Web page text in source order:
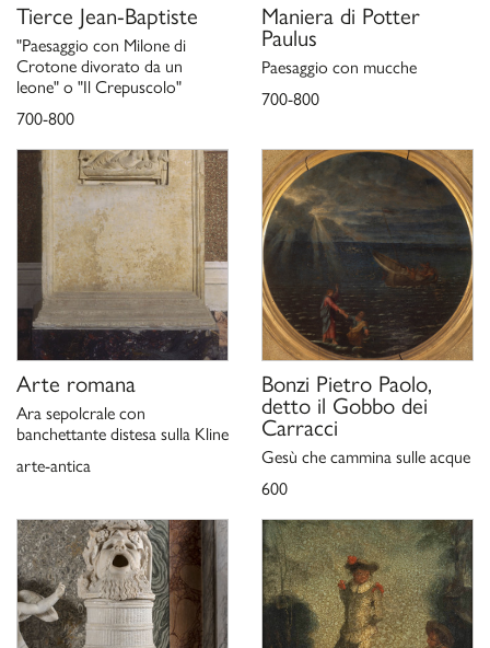
catalogo della mostra, a cura di Sylvain Laveissière, (Dole,
Chambéry) Cinisello Balsamo 2012
M. Minozzi, in Ministero dei Beni e delle Attività Culturali e del
Turismo,Acquisizioni e donazioni 2001-2011. Arte dal Medioevo
al XXI secolo
, Roma 2014, pp. 304-306
della mostra, a cura di A. Baldinotti, V. Farinella, M. Preti, L.
Scarlini, (Pistoia) Roma 2022, p. 54; 210.
Tierce Jean-Baptiste
"Paesaggio con Milone di
Crotone divorato da un
leone" o "Il Crepuscolo"
700-800
Maniera di Potter
Paulus
Paesaggio con mucche
700-800
Arte romana
Ara sepolcrale con
banchettante distesa sulla Kline
arte-antica
Bonzi Pietro Paolo,
detto il Gobbo dei
Carracci
Gesù che cammina sulle acque
600